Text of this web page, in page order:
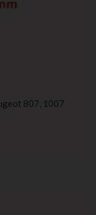
807, 1007